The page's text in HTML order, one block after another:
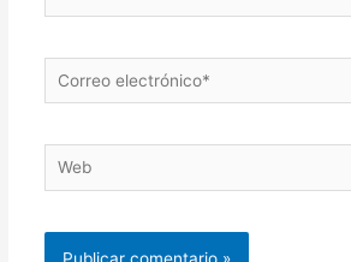
Correo
electrónico*
Web